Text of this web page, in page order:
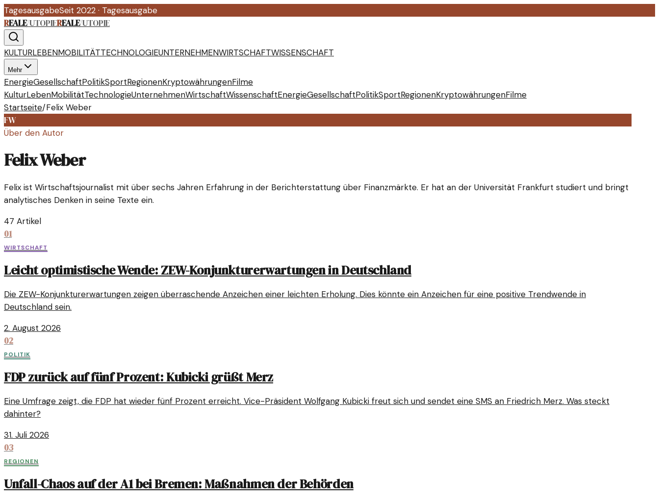
TagesausgabeSeit 2022 · Tagesausgabe
REALE/UTOPIEREALE/UTOPIE
KULTURLEBENMOBILITÄTTECHNOLOGIEUNTERNEHMENWIRTSCHAFTWISSENSCHAFT
Mehr
EnergieGesellschaftPolitikSportRegionenKryptowährungenFilme
KulturLebenMobilitätTechnologieUnternehmenWirtschaftWissenschaftEnergieGesellschaftPolitikSportRegionenKryptowährungenFilme
Startseite/Felix Weber
FW
Über den Autor
Felix Weber
Felix ist Wirtschaftsjournalist mit über sechs Jahren Erfahrung in der Berichterstattung über Finanzmärkte. Er hat an der Universität Frankfurt studiert und bringt
analytisches Denken in seine Texte ein.
47 Artikel
01
WIRTSCHAFT
Leicht optimistische Wende: ZEW-Konjunkturerwartungen in Deutschland
Die ZEW-Konjunkturerwartungen zeigen überraschende Anzeichen einer leichten Erholung. Dies könnte ein Anzeichen für eine positive Trendwende in
Deutschland sein.
2. August 2026
02
POLITIK
FDP zurück auf fünf Prozent: Kubicki grüßt Merz
Eine Umfrage zeigt, die FDP hat wieder fünf Prozent erreicht. Vice-Präsident Wolfgang Kubicki freut sich und sendet eine SMS an Friedrich Merz. Was steckt
dahinter?
31. Juli 2026
03
REGIONEN
Unfall-Chaos auf der A1 bei Bremen: Maßnahmen der Behörden